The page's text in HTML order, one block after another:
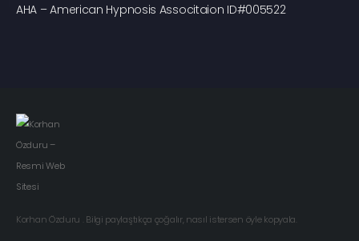
AHA – American Hypnosis Associtaion ID#005522
Korhan Özduru . Bilgi paylaştıkça çoğalır, nasıl istersen öyle kopyala.